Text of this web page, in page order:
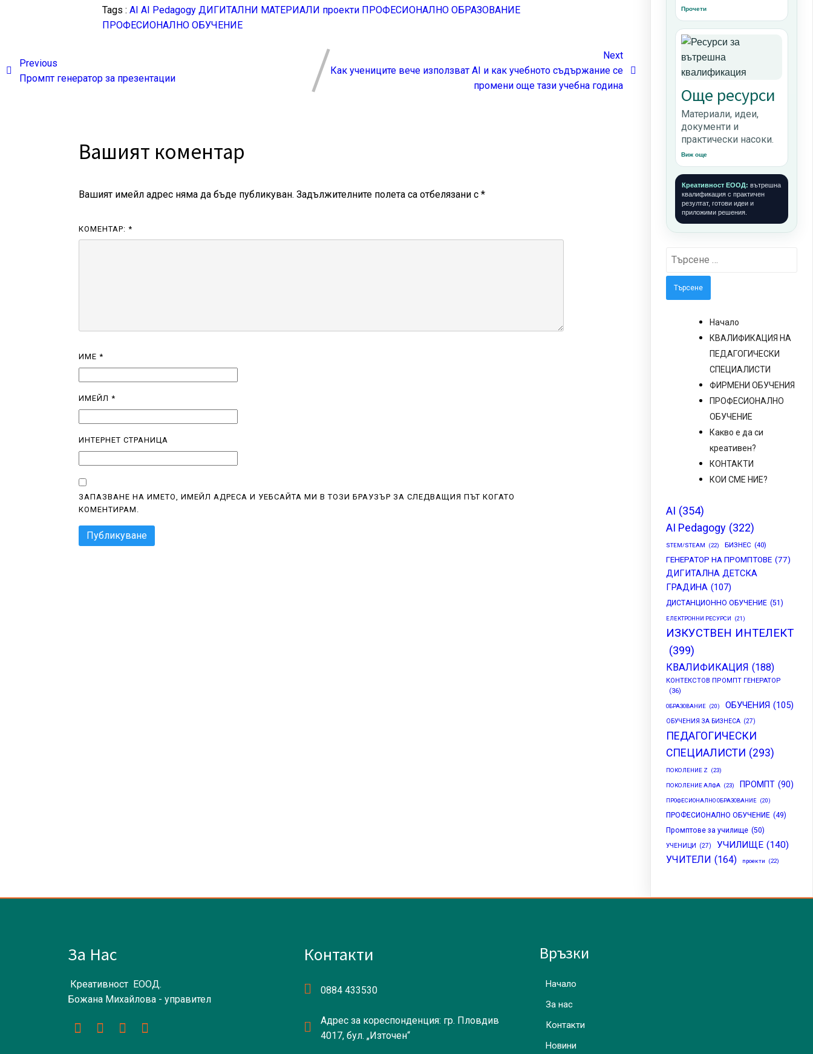
Tags : AIAI PedagogyДИГИТАЛНИ МАТЕРИАЛИ проекти ПРОФЕСИОНАЛНО ОБРАЗОВАНИЕ
ПРОФЕСИОНАЛНО ОБУЧЕНИЕ
Previous
Промпт генератор за презентации
Next
Как учениците вече използват AI и как учебното съдържание се
промени още тази учебна година
Вашият коментар
Вашият имейл адрес няма да бъде публикуван. Задължителните полета са отбелязани с*
КОМЕНТАР:*
ИМЕ*
ИМЕЙЛ*
ИНТЕРНЕТ СТРАНИЦА
ЗАПАЗВАНЕ НА ИМЕТО, ИМЕЙЛ АДРЕСА И УЕБСАЙТА МИ В ТОЗИ БРАУЗЪР ЗА СЛЕДВАЩИЯ ПЪТ КОГАТО
КОМЕНТИРАМ.
Прочети
Още ресурси
Материали, идеи,
документи и
практически насоки.
Виж още
Креативност ЕООД: вътрешна
квалификация с практичен
резултат, готови идеи и
приложими решения.
Търсене
Начало
КВАЛИФИКАЦИЯ НА
ПЕДАГОГИЧЕСКИ
СПЕЦИАЛИСТИ
ФИРМЕНИ ОБУЧЕНИЯ
ПРОФЕСИОНАЛНО
ОБУЧЕНИЕ
Какво е да си
креативен?
КОНТАКТИ
КОИ СМЕ НИЕ?
AI (354)
AI Pedagogy (322)
STEM/STEAM (22) БИЗНЕС (40)
ГЕНЕРАТОР НА ПРОМПТОВЕ (77)
ДИГИТАЛНА ДЕТСКА
ГРАДИНА (107)
ДИСТАНЦИОННО ОБУЧЕНИЕ (51)
ЕЛЕКТРОННИ РЕСУРСИ (21)
ИЗКУСТВЕН ИНТЕЛЕКТ
(399)
КВАЛИФИКАЦИЯ (188)
КОНТЕКСТОВ ПРОМПТ ГЕНЕРАТОР
(36)
ОБРАЗОВАНИЕ (20) ОБУЧЕНИЯ (105)
ОБУЧЕНИЯ ЗА БИЗНЕСА (27)
ПЕДАГОГИЧЕСКИ
СПЕЦИАЛИСТИ (293)
ПОКОЛЕНИЕ Z (23)
ПОКОЛЕНИЕ АЛФА (23) ПРОМПТ (90)
ПРОФЕСИОНАЛНО ОБРАЗОВАНИЕ (20)
ПРОФЕСИОНАЛНО ОБУЧЕНИЕ (49)
Промптове за училище (50)
УЧЕНИЦИ (27) УЧИЛИЩЕ (140)
УЧИТЕЛИ (164) проекти (22)
За Нас
Креативност ЕООД.
Божана Михайлова - управител
Контакти
0884 433530
Адрес за кореспонденция: гр. Пловдив
4017, бул. „Източен“
Връзки
Начало
За нас
Контакти
Новини